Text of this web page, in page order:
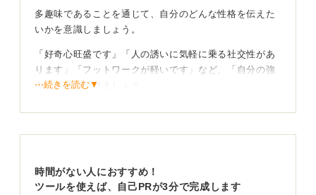
多趣味であることを通じて、自分のどんな性格を伝えた
いかを意識しましょう。
「好奇心旺盛です」「人の誘いに気軽に乗る社交性があ
ります」「フットワークが軽いです」など、「自分の強
み」と結び付けましょう。
弱みの提示も大事！ 具体的な話で適性を見てもらお
う
⋯続きを読む▼
時間がない人におすすめ！
ツールを使えば、自己PRが3分で完成します